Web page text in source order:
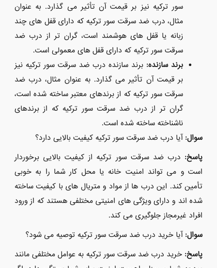
سور ترکیه نیز بر قیمت آن تأثیر می گذارد. به عنوان
مثال، درب ضد سرقت سور ترکیه که دارای قفل های چند
زبانه یا قفل های هوشمند است، گران تر از درب ضد
سرقت سور ترکیه که دارای قفل های معمولی است.
برند سازنده: برند سازنده درب ضد سرقت سور ترکیه نیز
بر قیمت آن تأثیر می گذارد. به عنوان مثال، درب ضد
سرقت سور ترکیه که از برندهای معتبر ساخته شده است،
گران تر از درب ضد سرقت سور ترکیه که از برندهای
ناشناخته ساخته شده است.
سوال: آیا درب ضد سرقت سور ترکیه کیفیت بالایی دارد؟
پاسخ: درب ضد سرقت سور ترکیه از کیفیت بالایی برخوردار
است و می تواند امنیت خانه یا محل کار شما را به خوبی
تأمین کند. این درب ها از مواد و متریال های با کیفیت ساخته
شده اند و دارای ویژگی های امنیتی مختلفی هستند که از ورود
افراد غیرمجاز جلوگیری می کند.
سوال: آیا خرید درب ضد سرقت سور ترکیه توصیه می شود؟
پاسخ: خرید درب ضد سرقت سور ترکیه به عوامل مختلفی مانند